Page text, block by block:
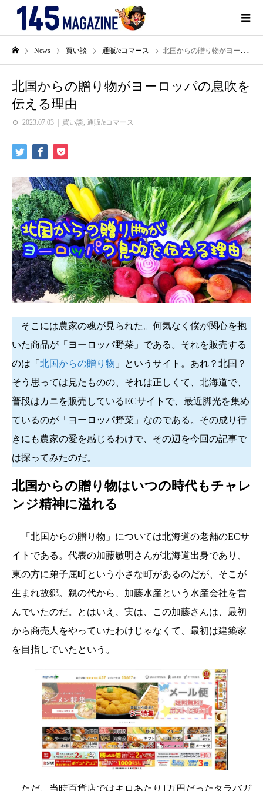
News 買い談 通販/eコマース 北国からの贈り物がヨーロッパの息吹を伝える理由
北国からの贈り物がヨーロッパの息吹を
伝える理由
2023.07.03 買い談 通販/eコマース
そこには農家の魂が見られた。何気なく僕が関心を抱
いた商品が「ヨーロッパ野菜」である。それを販売する
のは「 北国からの贈り物 」というサイト。あれ？北国？
そう思っては見たものの、それは正しくて、北海道で、
普段はカニを販売しているECサイトで、最近脚光を集め
ているのが「ヨーロッパ野菜」なのである。その成り行
きにも農家の愛を感じるわけで、その辺を今回の記事で
は探ってみたのだ。
北国からの贈り物はいつの時代もチャレ
ンジ精神に溢れる
「北国からの贈り物」については北海道の老舗のECサ
イトである。代表の加藤敏明さんが北海道出身であり、
東の方に弟子屈町という小さな町があるのだが、そこが
生まれ故郷。親の代から、加藤水産という水産会社を営
んでいたのだ。とはいえ、実は、この加藤さんは、最初
から商売人をやっていたわけじゃなくて、最初は建築家
を目指していたという。
ただ、当時百貨店ではキロあたり1万円だったタラバガ